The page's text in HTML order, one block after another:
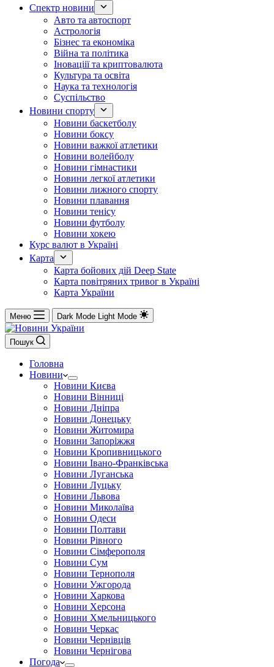
Спектр новини
Авто та автоспорт
Астрологія
Бізнес та економіка
Війна та політика
Іноваціії та криптовалюта
Культура та освіта
Наука та технологія
Суспільство
Новини спорту
Новини баскетболу
Новини боксу
Новини важкої атлетики
Новини волейболу
Новини гімнастики
Новини легкої атлетики
Новини лижного спорту
Новини плавання
Новини тенісу
Новини футболу
Новини хокею
Курс валют в Україні
Карта
Карта бойових дій Deep State
Карта повітряних тривог в Україні
Карта України
Меню Dark Mode Light Mode
Пошук
Головна
Новини
Новини Києва
Новини Вінниці
Новини Дніпра
Новини Донецьку
Новини Житомира
Новини Запоріжжя
Новини Кропивницького
Новини Івано-Франківська
Новини Луганська
Новини Луцьку
Новини Львова
Новини Миколаїва
Новини Одеси
Новини Полтави
Новини Рівного
Новини Сімферополя
Новини Сум
Новини Тернополя
Новини Ужгорода
Новини Харкова
Новини Херсона
Новини Хмельницького
Новини Черкас
Новини Чернівців
Новини Чернігова
Погода